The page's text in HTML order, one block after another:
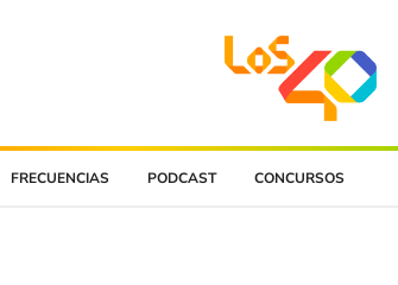
FRECUENCIAS PODCAST CONCURSOS